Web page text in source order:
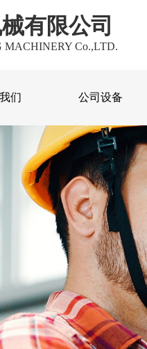
有限公司
Co.,LTD.
们 公司设备